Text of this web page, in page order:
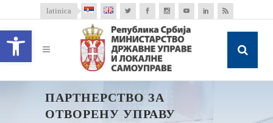
Open toolbar
latinica
ПАРТНЕРСТВО ЗА
ОТВОРЕНУ УПРАВУ